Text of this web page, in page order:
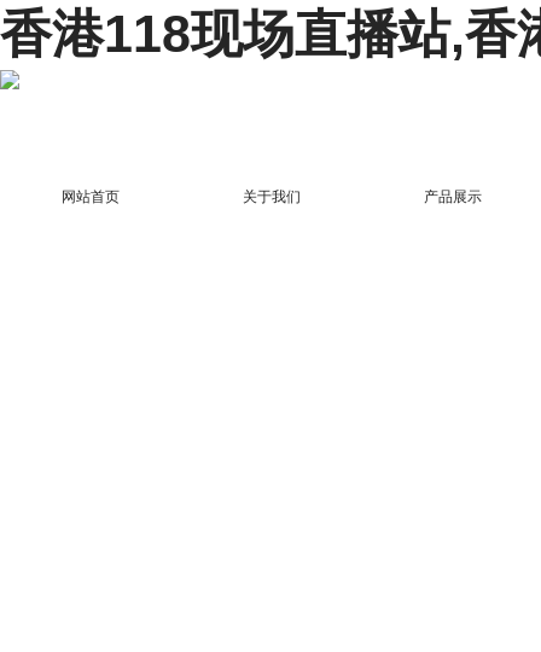
香港118现场直播站,香
网站首页 关于我们 产品展示